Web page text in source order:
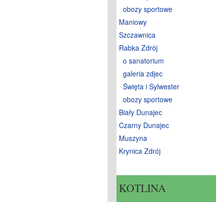
obozy sportowe
Maniowy
Szczawnica
Rabka Zdrój
o sanatorium
galeria zdjec
Święta i Sylwester
obozy sportowe
Biały Dunajec
Czarny Dunajec
Muszyna
Krynica Zdrój
KOTLINA